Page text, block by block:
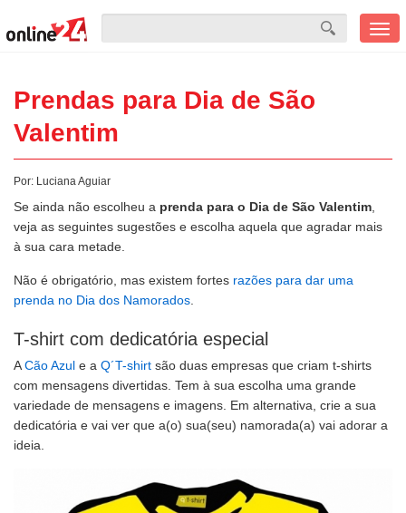
Prendas para Dia de São
Valentim
Por: Luciana Aguiar
Se ainda não escolheu a prenda para o Dia de São Valentim
veja as seguintes sugestões e escolha aquela que agradar mais
à sua cara metade.
Não é obrigatório, mas existem fortes razões para dar uma
prenda no Dia dos Namorados
T-shirt com dedicatória especial
ACão Azul e a Q´T-shirt são duas empresas que criam t-shirts
com mensagens divertidas. Tem à sua escolha uma grande
variedade de mensagens e imagens. Em alternativa, crie a sua
dedicatória e vai ver que a(o) sua(seu) namorada(a) vai adorar a
ideia.